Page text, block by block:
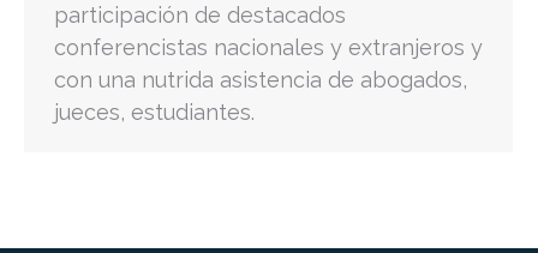
participación de destacados
conferencistas nacionales y extranjeros y
con una nutrida asistencia de abogados,
jueces, estudiantes.